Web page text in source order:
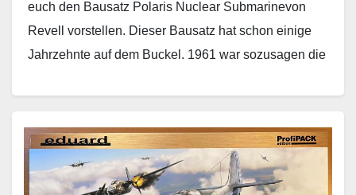
euch den Bausatz Polaris Nuclear Submarinevon
Revell vorstellen. Dieser Bausatz hat schon einige
Jahrzehnte auf dem Buckel. 1961 war sozusagen die